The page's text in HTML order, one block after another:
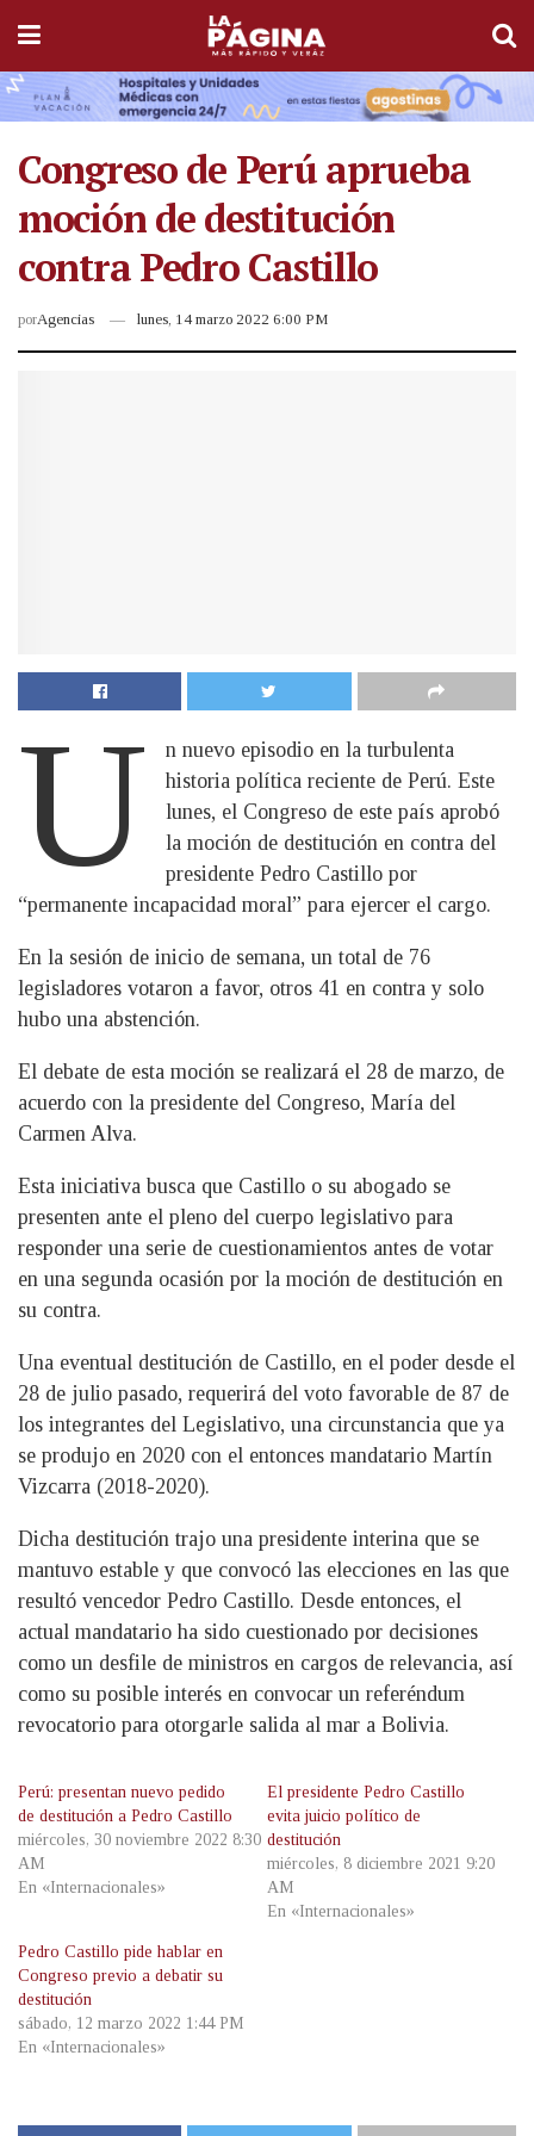
Congreso de Perú aprueba
moción de destitución
contra Pedro Castillo
porAgencias lunes, 14 marzo 2022 6:00 PM
U
n nuevo episodio en la turbulenta
historia política reciente de Perú. Este
lunes, el Congreso de este país aprobó
la moción de destitución en contra del
presidente Pedro Castillo por
“permanente incapacidad moral” para ejercer el cargo.
En la sesión de inicio de semana, un total de 76
legisladores votaron a favor, otros 41 en contra y solo
hubo una abstención.
El debate de esta moción se realizará el 28 de marzo, de
acuerdo con la presidente del Congreso, María del
Carmen Alva.
Esta iniciativa busca que Castillo o su abogado se
presenten ante el pleno del cuerpo legislativo para
responder una serie de cuestionamientos antes de votar
en una segunda ocasión por la moción de destitución en
su contra.
Una eventual destitución de Castillo, en el poder desde el
28 de julio pasado, requerirá del voto favorable de 87 de
los integrantes del Legislativo, una circunstancia que ya
se produjo en 2020 con el entonces mandatario Martín
Vizcarra (2018-2020).
Dicha destitución trajo una presidente interina que se
mantuvo estable y que convocó las elecciones en las que
resultó vencedor Pedro Castillo. Desde entonces, el
actual mandatario ha sido cuestionado por decisiones
como un desfile de ministros en cargos de relevancia, así
como su posible interés en convocar un referéndum
revocatorio para otorgarle salida al mar a Bolivia.
Perú: presentan nuevo pedido
de destitución a Pedro Castillo
miércoles, 30 noviembre 2022 8:30
AM
En «Internacionales»
El presidente Pedro Castillo
evita juicio político de
destitución
miércoles, 8 diciembre 2021 9:20
AM
En «Internacionales»
Pedro Castillo pide hablar en
Congreso previo a debatir su
destitución
sábado, 12 marzo 2022 1:44 PM
En «Internacionales»